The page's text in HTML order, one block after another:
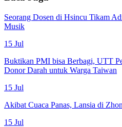
Seorang Dosen di Hsincu Tikam
Musik
15 Jul
Buktikan PMI bisa Berbagi, UTT
Donor Darah untuk Warga Taiwan
15 Jul
Akibat Cuaca Panas, Lansia di
15 Jul